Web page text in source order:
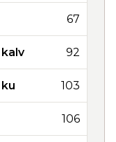
67
92
103
106